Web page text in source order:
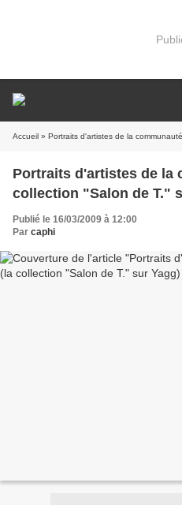
Accueil » Portraits d'artistes de la communauté
Portraits d'artistes de la
collection "Salon de T."
Publié le 16/03/2009 à 12:00
Par caphi